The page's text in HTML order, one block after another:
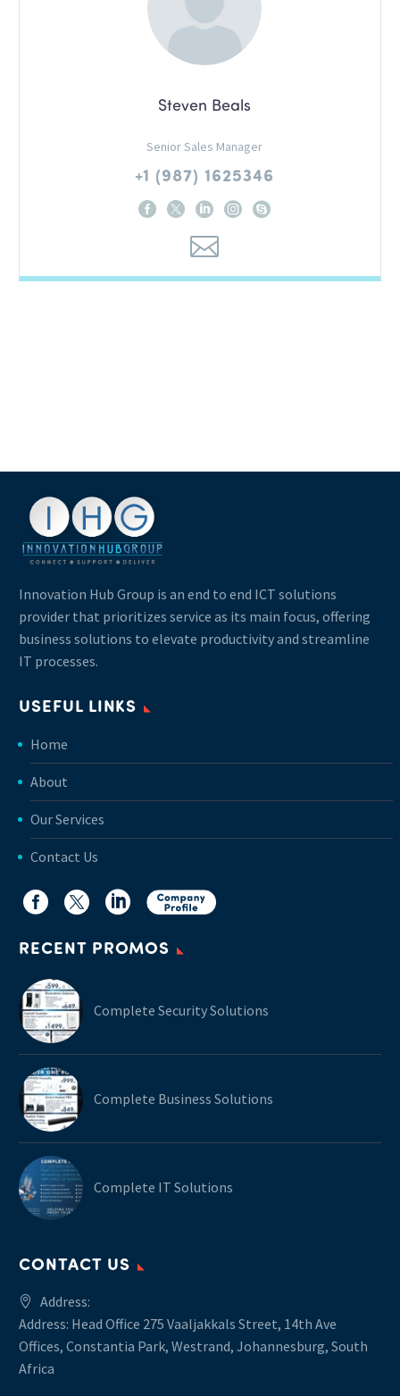
Steven Beals
Senior Sales Manager
+1 (987) 1625346
Innovation Hub Group is an end to end ICT solutions
provider that prioritizes service as its main focus, offering
business solutions to elevate productivity and streamline
IT processes.
USEFUL LINKS
Home
About
Our Services
Contact Us
RECENT PROMOS
Complete Security Solutions
Complete Business Solutions
Complete IT Solutions
CONTACT US
Address:
Address: Head Office 275 Vaaljakkals Street, 14th Ave
Offices, Constantia Park, Westrand, Johannesburg, South
Africa